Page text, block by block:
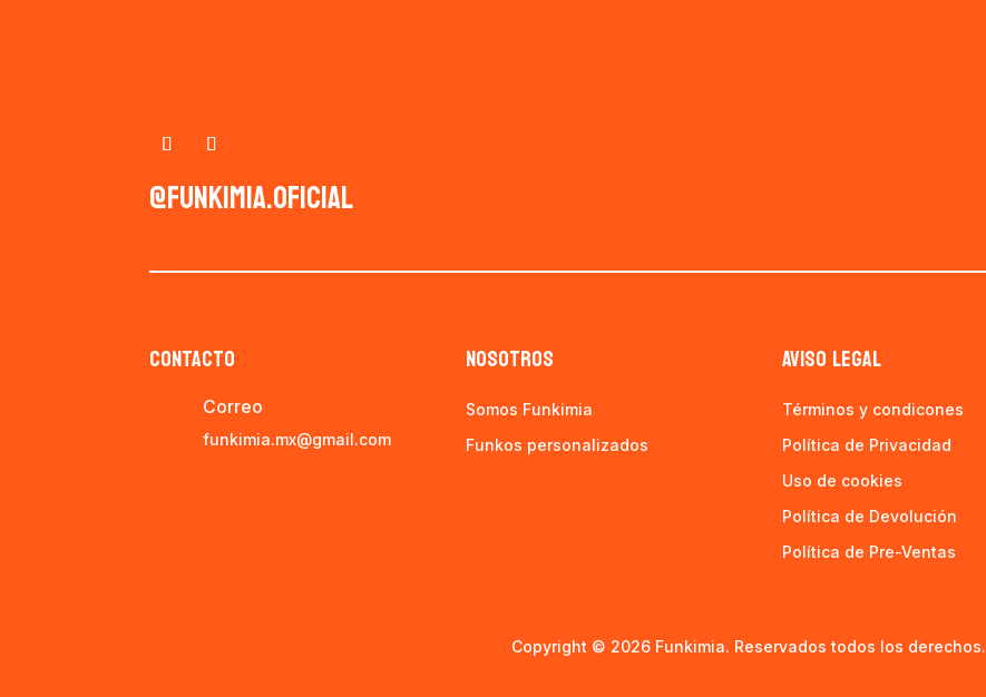
@funkimia.oficial
CONTACTO
Correo
funkimia.mx@gmail.com
NOSOTROS
Somos Funkimia
Funkos personalizados
AVISO LEGAL
Términos y condicones
Política de Privacidad
Uso de cookies
Política de Devolución
Política de Pre-Ventas
Copyright © 2026 Funkimia. Reservados todos los derechos.